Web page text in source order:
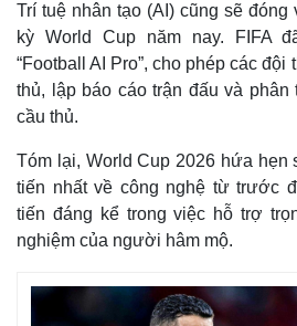
Thế giới
Quan sát
Cuộc sống đó đây
Hồ sơ
Ảnh
E-
Trí tuệ nhân tạo (AI) cũng sẽ đóng
kỳ World Cup năm nay. FIFA
“Football AI Pro”, cho phép các đội
thủ, lập báo cáo trận đấu và phân
cầu thủ.
Tóm lại, World Cup 2026 hứa hẹn
tiến nhất về công nghệ từ trước
tiến đáng kể trong việc hỗ trợ
nghiệm của người hâm mộ.